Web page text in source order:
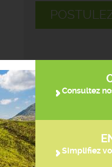
Consultez
Simplifiez